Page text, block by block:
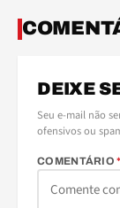
DEIXE
Seu e-mail não
ofensivos ou
COMENTÁRIO*